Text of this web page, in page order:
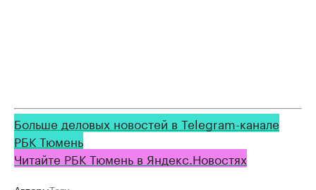
Больше деловых новостей в Telegram-канале
РБК Тюмень
Читайте РБК Тюмень в Яндекс.Новостях